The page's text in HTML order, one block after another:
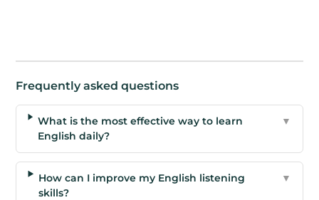
Frequently asked questions
What is the most effective way to learn
English daily?
▼
How can I improve my English listening
skills?
▼